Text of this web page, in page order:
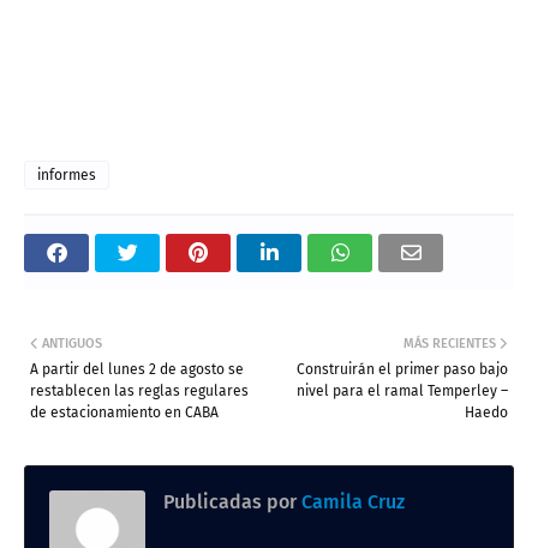
informes
MÁS RECIENTES
Construirán el primer paso bajo
nivel para el ramal Temperley –
Haedo
ANTIGUOS
A partir del lunes 2 de agosto se
restablecen las reglas regulares
de estacionamiento en CABA
Publicadas por Camila Cruz